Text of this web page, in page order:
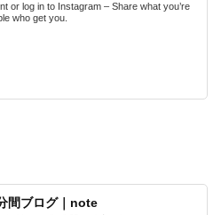
or log in to Instagram – Share what you’re
who get you.
間ブログ｜note